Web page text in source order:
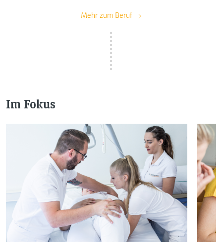
Mehr zum Beruf
Im Fokus